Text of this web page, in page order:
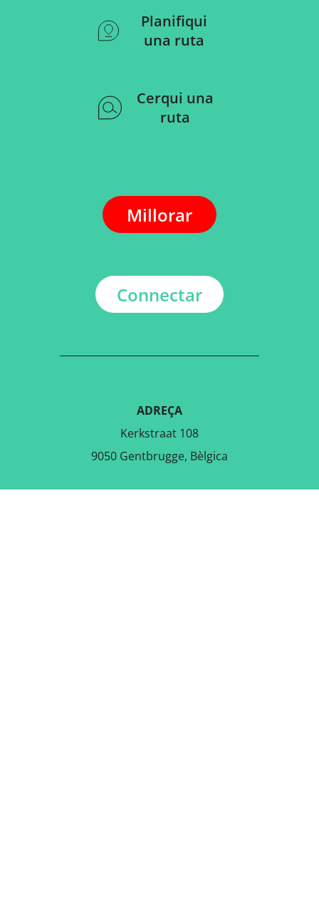
Planifiqui
una ruta
Cerqui una
ruta
Millorar
Connectar
ADREÇA
Kerkstraat 108
9050 Gentbrugge, Bèlgica